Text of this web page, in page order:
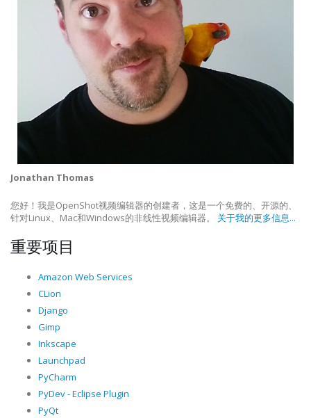
Jonathan Thomas
您好！我是OpenShot视频编辑器的创建者，这是一个免费的、开源的、
针对Linux、Mac和Windows的非线性视频编辑器。 关于我的更多信息...
重要项目
Amazon Web Services
CLion
Django
Gimp
Inkscape
Launchpad
PyCharm
PyDev - Eclipse Plugin
PyQt